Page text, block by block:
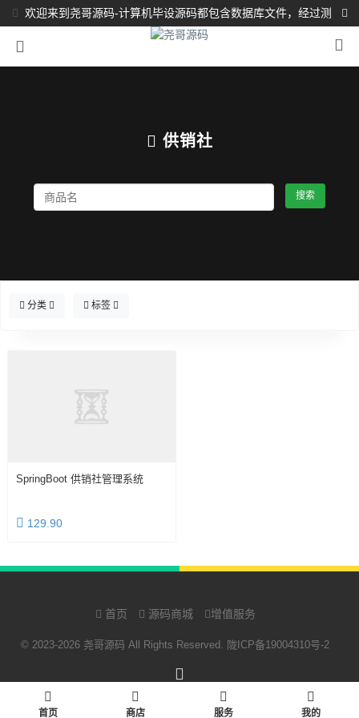
欢迎来到尧哥源码-计算机毕设源码都包含数据库文件，经过测
试都完整可运行！！！
供销社
搜索
分类 标签
SpringBoot 供销社管理系统
129.90
首页 源码商城 增值服务
© 2023-2026 尧哥源码 All Rights Reserved. 陇ICP备19004310号-2
首页 商店 服务 我的